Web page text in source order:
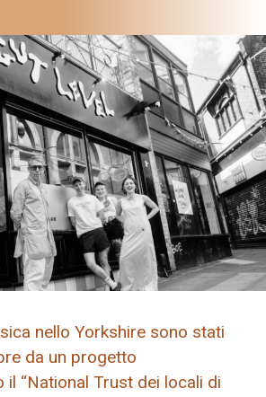
nello Yorkshire sono stati
da un progetto
il “National Trust dei locali di